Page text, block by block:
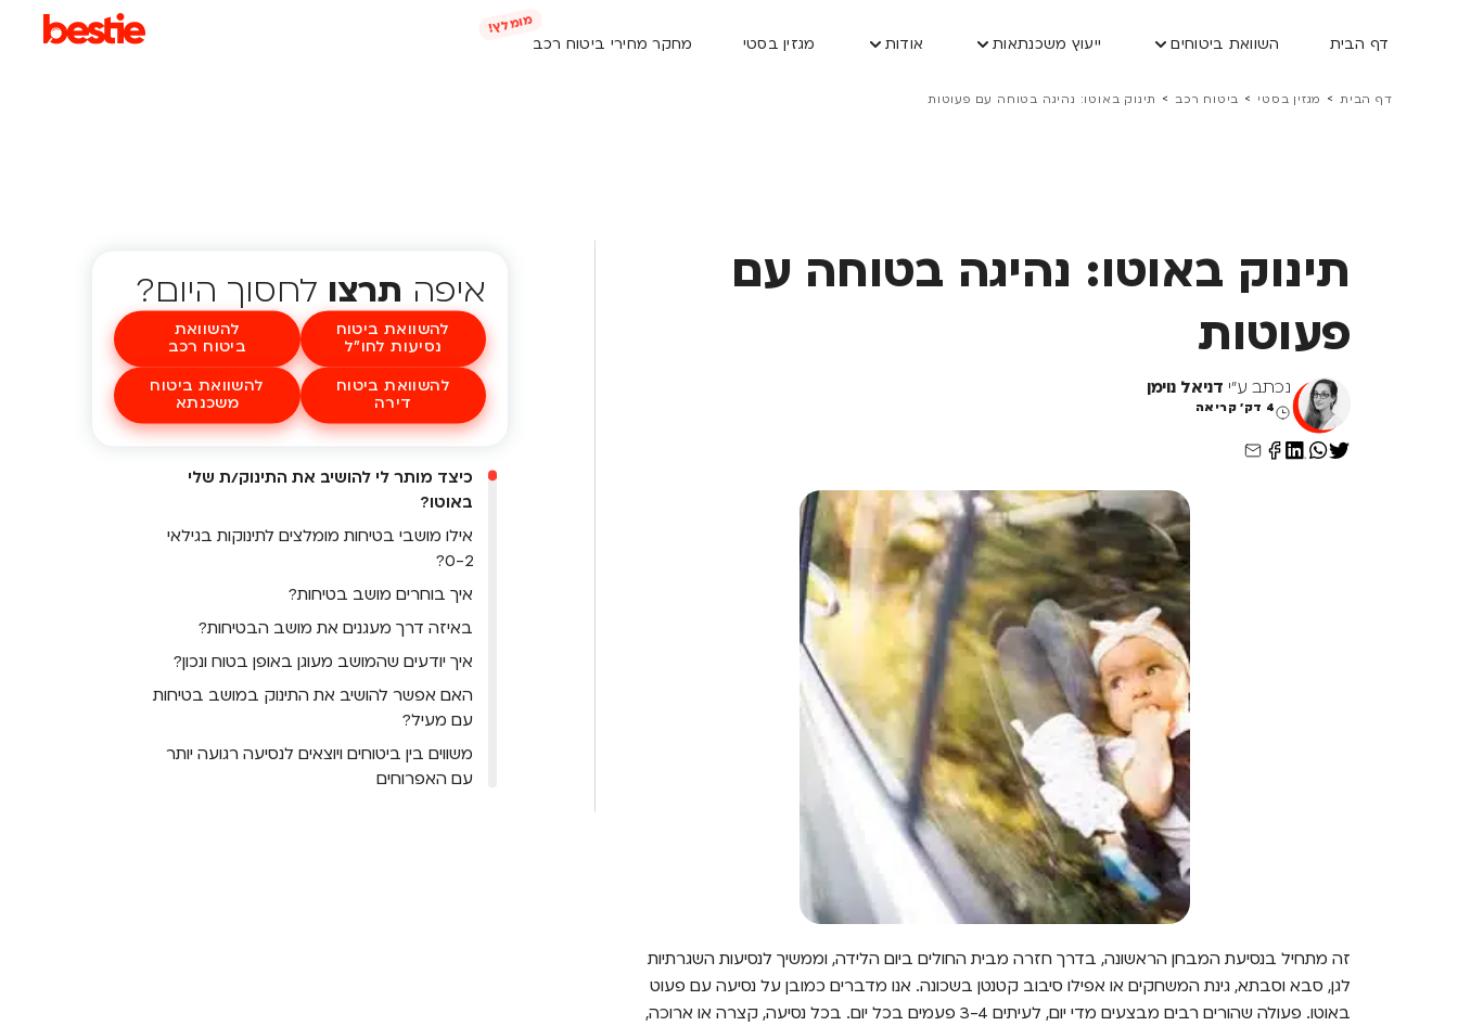
דף הבית השוואת ביטוחים ייעוץ משכנתאות אודות מגזין בסטי מחקר מחירי ביטוח רכב
דף הבית > מגזין בסטי > ביטוח רכב > תינוק באוטו: נהיגה בטוחה עם פעוטות
תינוק באוטו: נהיגה בטוחה עם
פעוטות
נכתב ע"י דניאל נוימן
4 דק' קריאה
זה מתחיל בנסיעת המבחן הראשונה, בדרך חזרה מבית החולים ביום הלידה, וממשיך לנסיעות השגרתיות
לגן, סבא וסבתא, גינת המשחקים או אפילו סיבוב קטנטן בשכונה. אנו מדברים כמובן על נסיעה עם פעוט
באוטו. פעולה שהורים רבים מבצעים מדי יום, לעיתים 3-4 פעמים בכל יום. בכל נסיעה, קצרה או ארוכה,
איפה תרצו לחסוך היום?
להשוואת ביטוח
נסיעות לחו"ל
להשוואת
ביטוח רכב
להשוואת ביטוח
דירה
להשוואת ביטוח
משכנתא
כיצד מותר לי להושיב את התינוק/ת שלי
באוטו?
אילו מושבי בטיחות מומלצים לתינוקות בגילאי
0-2?
איך בוחרים מושב בטיחות?
באיזה דרך מעגנים את מושב הבטיחות?
איך יודעים שהמושב מעוגן באופן בטוח ונכון?
האם אפשר להושיב את התינוק במושב בטיחות
עם מעיל?
משווים בין ביטוחים ויוצאים לנסיעה רגועה יותר
עם האפרוחים